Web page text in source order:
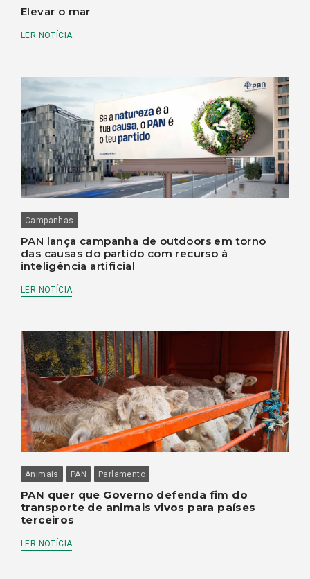
Elevar o mar
LER NOTÍCIA
Campanhas
PAN lança campanha de outdoors em torno
das causas do partido com recurso à
inteligência artificial
LER NOTÍCIA
Animais PAN Parlamento
PAN quer que Governo defenda fim do
transporte de animais vivos para países
terceiros
LER NOTÍCIA